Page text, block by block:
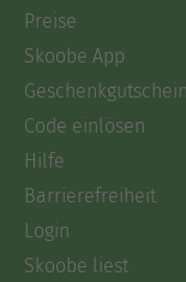
Preise
Skoobe App
Code einlösen
Hilfe
Barrierefreiheit
Login
Skoobe liest